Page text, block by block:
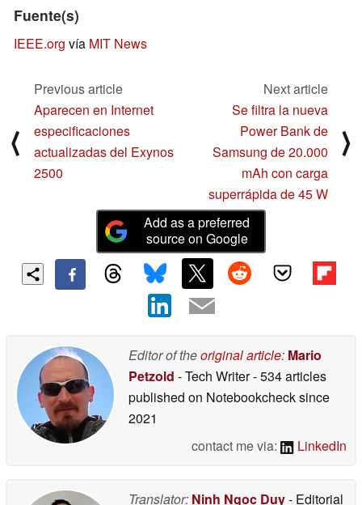
Fuente(s)
IEEE.org vía MIT News
⟨
Previous article
Aparecen en Internet
especificaciones
actualizadas del Exynos
2500
Next article
Se filtra la nueva
Power Bank de
Samsung de 20.000
mAh con carga
superrápida de 45 W
⟩
Add as a preferred
source on Google
Editor of theoriginal article: Mario
Petzold - Tech Writer- 534 articles
published on Notebookchecksince
2021
contact me via:
LinkedIn
Translator: Ninh Ngoc Duy- Editorial